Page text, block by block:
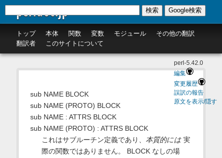
perldoc.jp
トップ 本体 関数 変数 モジュール
その他の翻訳
翻訳者
このサイトについて
検索 Google検索
perl-5.42.0
編集
変更履歴
誤訳の報告
原文を表示/隠す
sub NAME BLOCK
sub NAME (PROTO) BLOCK
sub NAME : ATTRS BLOCK
sub NAME (PROTO) : ATTRS BLOCK
これはサブルーチン定義であり、 本質的には実
際の関数ではありません。 BLOCK なしの場